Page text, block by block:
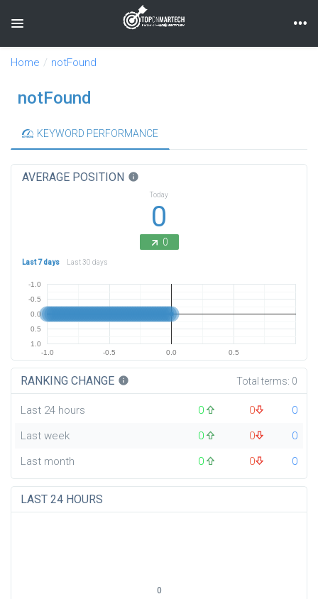
Toggle navigation
Home notFound
notFound
KEYWORD PERFORMANCE
AVERAGE POSITION info
Today
0
0
Last 7 days Last 30 days
-1.0 -0.5 0.0 0.5
-1.0
-0.5
0.0
0.5
1.0
RANKING CHANGE info Total terms: 0
Last 24 hours 0 0
0
Last week
0 0
0
Last month
0 0 0
LAST 24 HOURS
0